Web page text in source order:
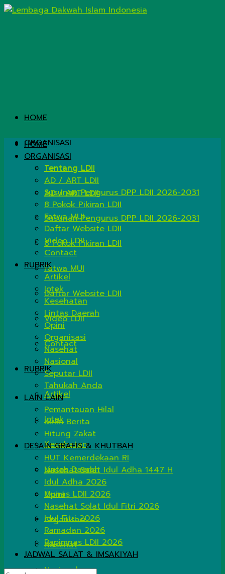
HOME
ORGANISASI
Tentang LDII
AD / ART LDII
Susunan Pengurus DPP LDII 2026-2031
8 Pokok Pikiran LDII
Fatwa MUI
Daftar Website LDII
Video LDII
Contact
RUBRIK
Artikel
Iptek
Kesehatan
Lintas Daerah
Opini
Organisasi
Nasehat
Nasional
HOME
ORGANISASI
Tentang LDII
AD / ART LDII
Susunan Pengurus DPP LDII 2026-2031
8 Pokok Pikiran LDII
Fatwa MUI
Daftar Website LDII
Video LDII
Contact
RUBRIK
Artikel
Iptek
Kesehatan
Lintas Daerah
Opini
Organisasi
Nasehat
Nasional
Seputar LDII
Tahukah Anda
LAIN LAIN
Pemantauan Hilal
Kirim Berita
Hitung Zakat
DESAIN GRAFIS & KHUTBAH
HUT Kemerdekaan RI
Nasehat Salat Idul Adha 1447 H
Idul Adha 2026
Munas LDII 2026
Nasehat Solat Idul Fitri 2026
Idul Fitri 2026
Ramadan 2026
Rapimnas LDII 2026
JADWAL SALAT & IMSAKIYAH